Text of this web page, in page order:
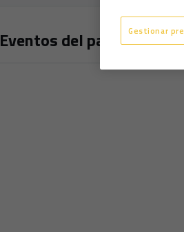
Eventos del partidoGestionar